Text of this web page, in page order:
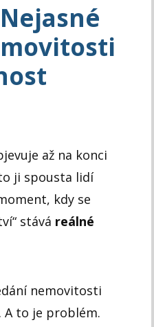
až na konci
ji spousta lidí
kdy se
stává reálné
nemovitosti
A to je problém.